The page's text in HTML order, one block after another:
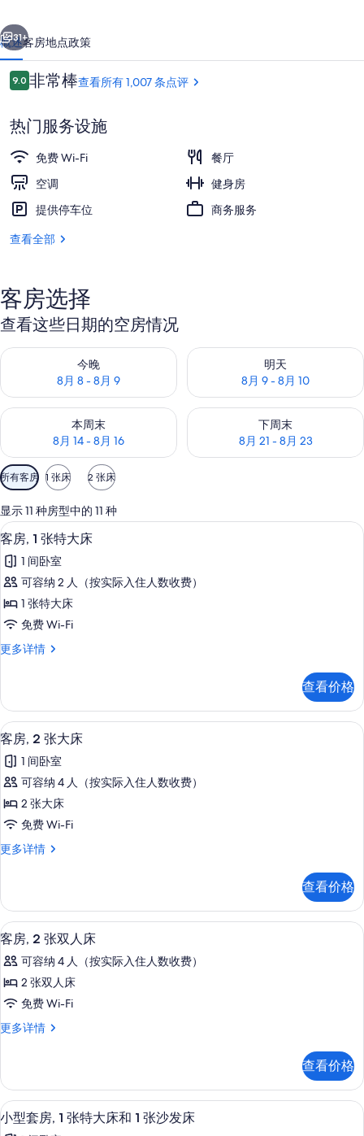
来
登
福
朋
酒
店
的
照
片
门厅
个 下一个
31+
概述客房地点政策
点
评
9.09.0/10
非常棒查看所有 1,007 条点评
热门服务设施
免费 Wi-Fi
餐厅
空调
健身房
提供停车位
商务服务
查看全部
客房选择
查看这些日期的空房情况
今晚
8月 8 - 8月 9
查看今晚的空房情况：8月 8 - 8月 9
明天
8月 9 - 8月 10
查看明天的空房情况：8月 9 -
本周末
8月 14 - 8月 16
查看本周末的空房情况：8月 14 - 8月 16
下周末
8月 21 - 8月 23
查看下周末的空房情况：8月
可
用
的
客
房
筛
选
条
所有客房 1 张床 2 张床
显示 11 种房型中的 11 种
显
示
客
房,
1
张
特
床
的
所
有
照
片
客房内保险箱、办公桌、遮光窗帘、
4
客房, 1 张特大床
1 间卧室
可容纳 2 人（按实际入住人数收费）
1 张特大床
免费 Wi-Fi
更多详情
客
特
大
床
多
信
查看价格
显
示
客
房,
2
张
大
的
所
有
照
片
客房内保险箱、办公桌、遮光窗帘、
3
客房, 2 张大床
1 间卧室
可容纳 4 人（按实际入住人数收费）
2 张大床
免费 Wi-Fi
更多详情
客
大
床
更
信
息
查看价格
显
示
客
房,
张
人
床
的
客房内保险箱、办公桌、遮光窗帘、
4
客房, 2 张双人床
可容纳 4 人（按实际入住人数收费）
2 张双人床
免费 Wi-Fi
更多详情
客
双
人
床
查看价格
显
示
客房内保险箱、办公桌、遮光窗帘、
4
小型套房, 1 张特大床和 1 张沙发床